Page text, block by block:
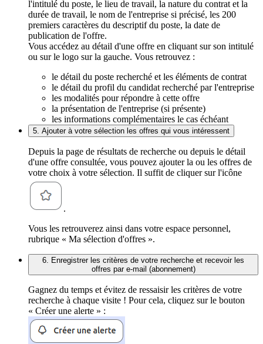
l'intitulé du poste, le lieu de travail, la nature du contrat et la
durée de travail, le nom de l'entreprise si précisé, les 200
premiers caractères du descriptif du poste, la date de
publication de l'offre.
Vous accédez au détail d'une offre en cliquant sur son intitulé
ou sur le logo sur la gauche. Vous retrouvez :
le détail du poste recherché et les éléments de contrat
le détail du profil du candidat recherché par l'entreprise
les modalités pour répondre à cette offre
la présentation de l'entreprise (si présente)
les informations complémentaires le cas échéant
5. Ajouter à votre sélection les offres qui vous intéressent
Depuis la page de résultats de recherche ou depuis le détail
d'une offre consultée, vous pouvez ajouter la ou les offres de
votre choix à votre sélection. Il suffit de cliquer sur l'icône
.
Vous les retrouverez ainsi dans votre espace personnel,
rubrique « Ma sélection d'offres ».
6. Enregistrer les critères de votre recherche et recevoir les
offres par e-mail (abonnement)
Gagnez du temps et évitez de ressaisir les critères de votre
recherche à chaque visite ! Pour cela, cliquez sur le bouton
« Créer une alerte » :